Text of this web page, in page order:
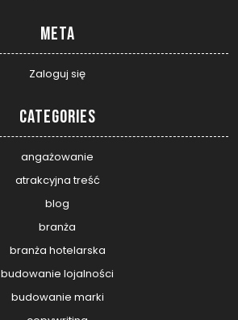
Meta
Zaloguj się
Categories
angażowanie
atrakcyjna treść
blog
branża
branża hotelarska
budowanie lojalności
budowanie marki